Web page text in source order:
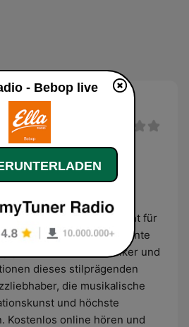
Live
Soul und Blues
Energie: Bebop steht für
rasante Tempi und brillante
präsentiert Jazzklassiker und
dieses stilprägenden
die musikalische
und höchste
Kostenlos online hören und
- Bebop live